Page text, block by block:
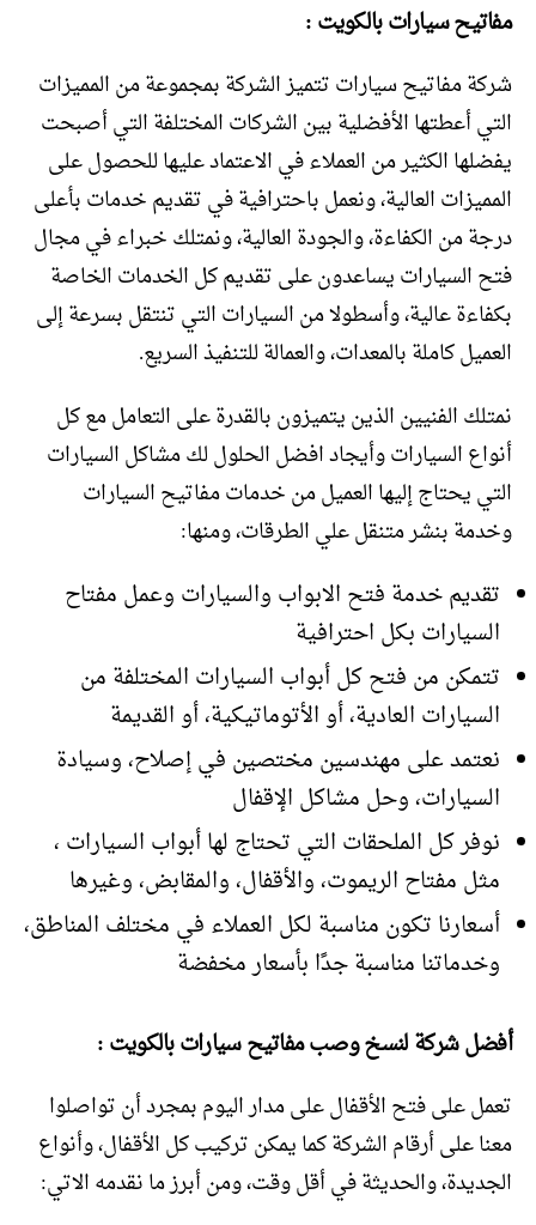
مفاتيح سيارات بالكويت :
شركة مفاتيح سيارات تتميز الشركة بمجموعة من المميزات
التي أعطتها الأفضلية بين الشركات المختلفة التي أصبحت
يفضلها الكثير من العملاء في الاعتماد عليها للحصول على
المميزات العالية، ونعمل باحترافية في تقديم خدمات بأعلى
درجة من الكفاءة، والجودة العالية، ونمتلك خبراء في مجال
فتح السيارات يساعدون على تقديم كل الخدمات الخاصة
بكفاءة عالية، وأسطولا من السيارات التي تنتقل بسرعة إلى
العميل كاملة بالمعدات، والعمالة للتنفيذ السريع.
نمتلك الفنيين الذين يتميزون بالقدرة على التعامل مع كل
أنواع السيارات وأيجاد افضل الحلول لك مشاكل السيارات
التي يحتاج إليها العميل من خدمات مفاتيح السيارات
وخدمة بنشر متنقل علي الطرقات، ومنها:
تقديم خدمة فتح الابواب والسيارات وعمل مفتاح
السيارات بكل احترافية
تتمكن من فتح كل أبواب السيارات المختلفة من
السيارات العادية، أو الأتوماتيكية، أو القديمة
نعتمد على مهندسين مختصين في إصلاح، وسيادة
السيارات، وحل مشاكل الإقفال
نوفر كل الملحقات التي تحتاج لها أبواب السيارات ،
مثل مفتاح الريموت، والأقفال، والمقابض، وغيرها
أسعارنا تكون مناسبة لكل العملاء في مختلف المناطق،
وخدماتنا مناسبة جدًا بأسعار مخفضة
أفضل شركة لنسخ وصب مفاتيح سيارات بالكويت :
تعمل على فتح الأقفال على مدار اليوم بمجرد أن تواصلوا
معنا على أرقام الشركة كما يمكن تركيب كل الأقفال، وأنواع
الجديدة، والحديثة في أقل وقت، ومن أبرز ما نقدمه الاتي: